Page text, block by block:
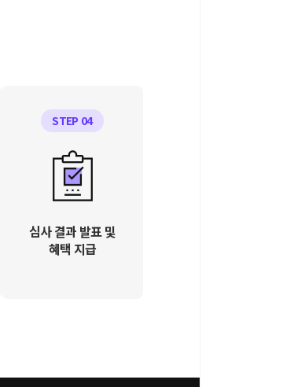
STEP 04
심사 결과 발표 및
혜택 지급